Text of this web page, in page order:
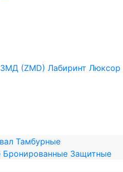
ЗМД (ZMD) Лабиринт Люксор
Тамбурные
Бронированные Защитные